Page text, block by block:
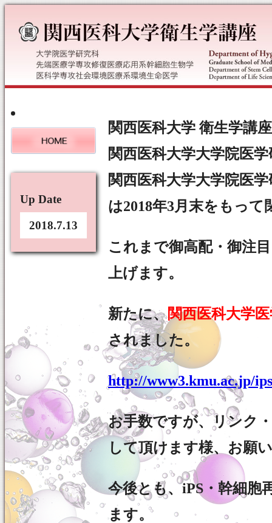
Up Date
2018.7.13
関西医科大学 衛生学講座
関西医科大学大学院医
関西医科大学大学院医
は2018年3月末をもって
これまで御高配・御注
上げます。
新たに、関西医科大学
されました。
http://www3.kmu.ac.jp/
お手数ですが、リンク
して頂けます様、お願
今後とも、iPS・幹細胞
ます。